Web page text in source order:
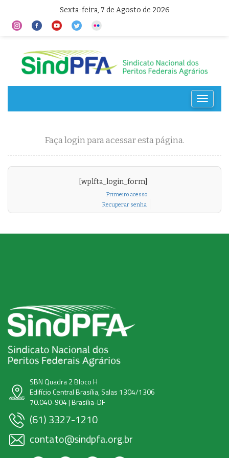
Sexta-feira, 7 de Agosto de 2026
Toggle
Faça login para acessar esta página.
[wplfta_login_form]
Primeiro acesso
Recuperar senha
SBN Quadra 2 Bloco H
Edifício Central Brasília, Salas 1304/1306
70.040-904 | Brasília-DF
(61) 3327-1210
contato@sindpfa.org.br